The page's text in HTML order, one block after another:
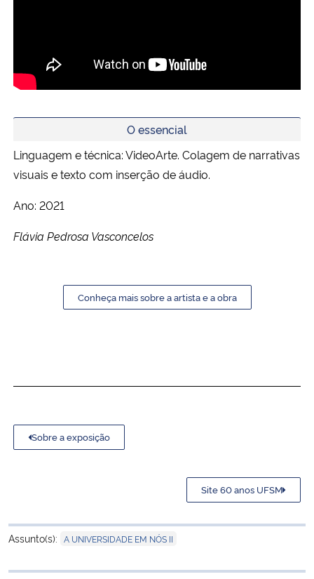
O essencial
Linguagem e técnica: VideoArte. Colagem de narrativas
visuais e texto com inserção de áudio.
Ano: 2021
Flávia Pedrosa Vasconcelos
Conheça mais sobre a artista e a obra
Sobre a exposição
Site 60 anos UFSM
Assunto(s): A UNIVERSIDADE EM NÓS II